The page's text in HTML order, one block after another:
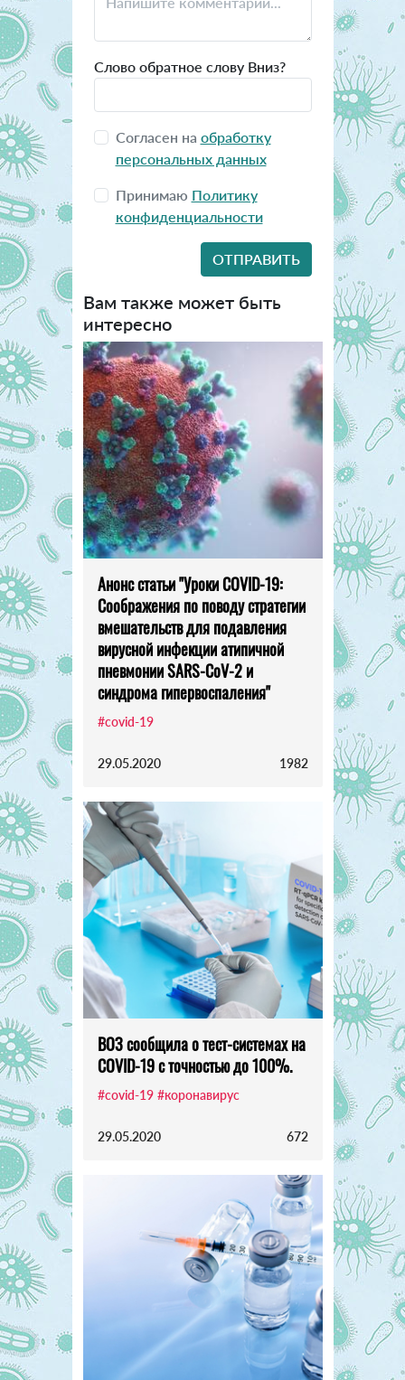
Слово обратное слову Вниз?
Согласен на обработку
персональных данных
Принимаю Политику
конфиденциальности
Вам также может быть
интересно
Анонс статьи "Уроки COVID-19:
Соображения по поводу стратегии
вмешательств для подавления
вирусной инфекции атипичной
пневмонии SARS-CoV-2 и
синдрома гипервоспаления"
#covid-19
29.05.2020 1982
ВОЗ сообщила о тест-системах на
COVID-19 с точностью до 100%.
#covid-19 #коронавирус
29.05.2020 672